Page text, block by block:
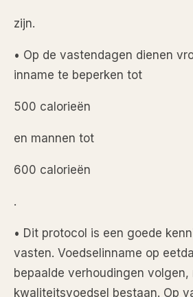
zijn.
• Op de vastendagen dienen
inname te beperken tot
500 calorieën
en mannen tot
600 calorieën
.
• Dit protocol is een goede
vasten. Voedselinname op
bepaalde verhoudingen
kwaliteitsvoedsel bestaan. Op